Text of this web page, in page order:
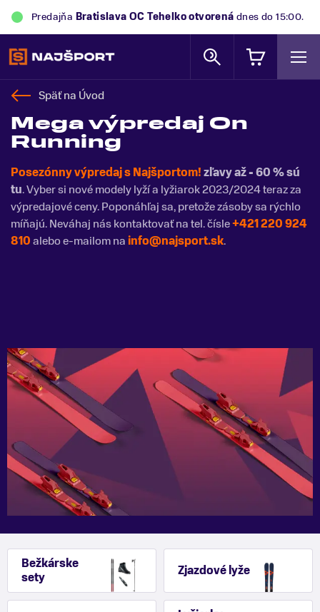
Predajňa Bratislava OC Tehelkootvorená dnes do 15:00.
Späť na Úvod
Mega výpredaj On
Running
Posezónny výpredaj s Najšportom!zľavy až - 60 % sú
tu. Vyber si nové modely lyží a lyžiarok 2023/2024 teraz za
výpredajové ceny. Poponáhľaj sa, pretože zásoby sa rýchlo
míňajú. Neváhaj nás kontaktovať na tel. čísle+421 220 924
810alebo e-mailom nainfo@najsport.sk.
Bežkárske
sety
Zjazdové lyže